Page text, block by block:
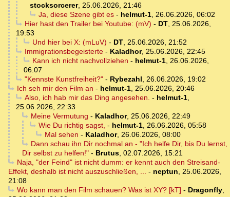
stocksorcerer, 25.06.2026, 21:46
Ja, diese Szene gibt es- helmut-1, 26.06.2026, 06:02
Hier hast den Trailer bei Youtube: (mV) - DT, 25.06.2026,
19:53
Und hier bei X: (mLuV) - DT, 25.06.2026, 21:52
Immigrationsbegeisterte- Kaladhor, 25.06.2026, 22:45
Kann ich nicht nachvollziehen - helmut-1, 26.06.2026,
06:07
"Kennste Kunstfreiheit?"- Rybezahl, 26.06.2026, 19:02
Ich seh mir den Film an - helmut-1, 25.06.2026, 20:46
Also, ich hab mir das Ding angesehen. - helmut-1,
25.06.2026, 22:33
Meine Vermutung - Kaladhor, 25.06.2026, 22:49
Wie Du richtig sagst, - helmut-1, 26.06.2026, 05:58
Mal sehen - Kaladhor, 26.06.2026, 08:00
Dann schau ihn Dir nochmal an - "Ich helfe Dir, bis Du lernst,
Dir selbst zu helfen!" - Brutus, 02.07.2026, 15:21
Naja, "der Feind" ist nicht dumm: er kennt auch den Streisand-
Effekt, deshalb ist nicht auszuschließen, ... - neptun, 25.06.2026,
21:08
Wo kann man den Film schauen? Was ist XY? [kT] - Dragonfly,